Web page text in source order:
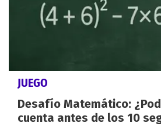
JUEGO
Desafío Matemático:
cuenta antes de los 10